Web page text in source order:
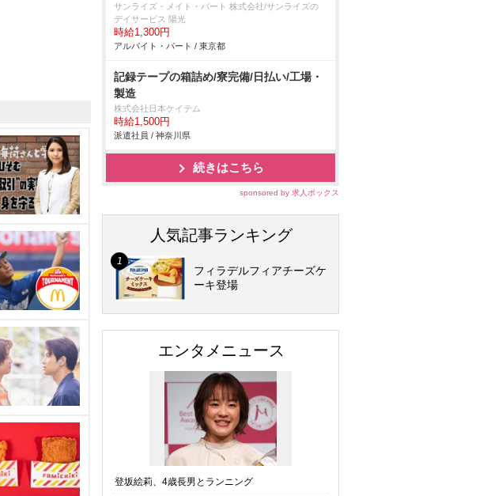
サンライズ・メイト・バート 株式会社/サンライズの
デイサービス 陽光
時給1,300円
アルバイト・パート / 東京都
記録テープの箱詰め/寮完備/日払い/工場・
製造
株式会社日本ケイテム
時給1,500円
派遣社員 / 神奈川県
続きはこちら
sponsored by 求人ボックス
人気記事ランキング
フィラデルフィアチーズケ
ーキ登場
エンタメニュース
登坂絵莉、4歳長男とランニング